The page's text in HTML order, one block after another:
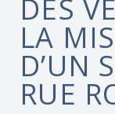
DES
LA
D’UN
RUE